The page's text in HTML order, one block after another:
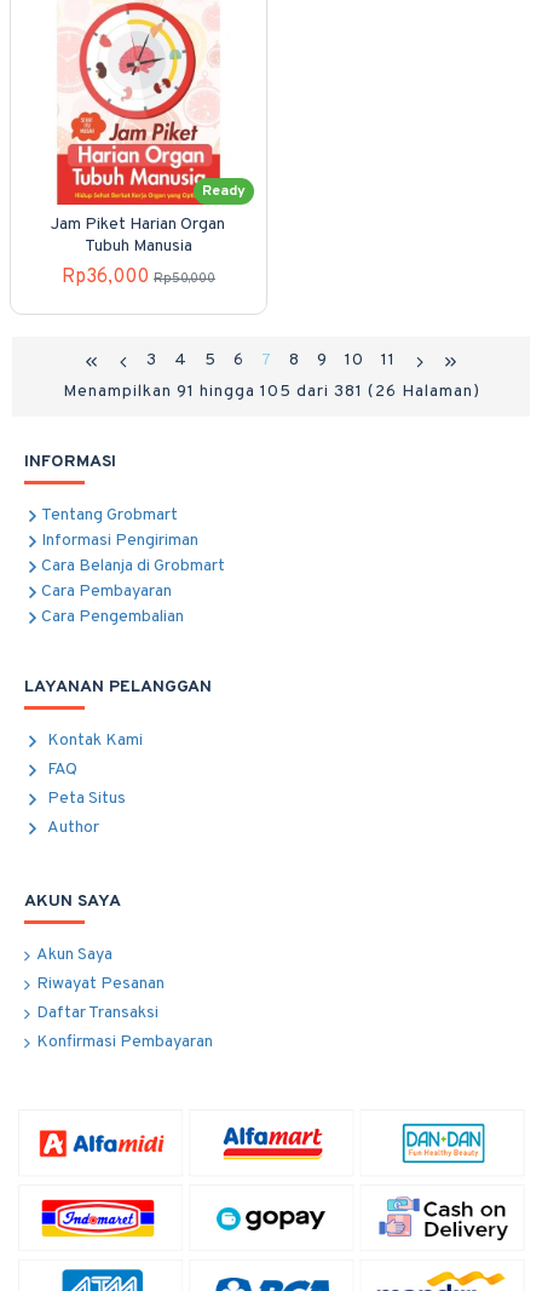
Ready
Jam Piket Harian Organ
Tubuh Manusia
Rp36,000 Rp50,000
3 4 5 6 7 8 9 10
11
Menampilkan 91 hingga 105 dari 381 (26 Halaman)
INFORMASI
Tentang Grobmart
Informasi Pengiriman
Cara Belanja di Grobmart
Cara Pembayaran
Cara Pengembalian
LAYANAN PELANGGAN
Kontak Kami
FAQ
Peta Situs
Author
AKUN SAYA
Akun Saya
Riwayat Pesanan
Daftar Transaksi
Konfirmasi Pembayaran